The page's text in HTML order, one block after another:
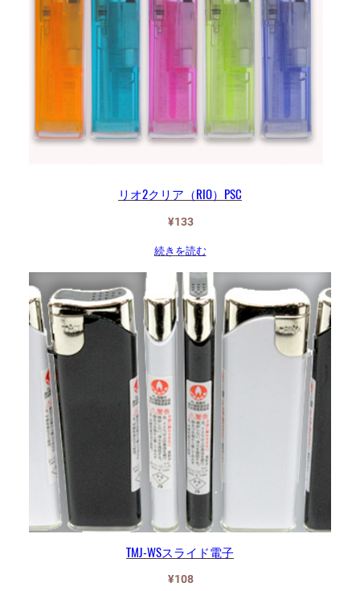
リオ2クリア（RIO）PSC
¥133
続きを読む
TMJ-WSスライド電子
¥108